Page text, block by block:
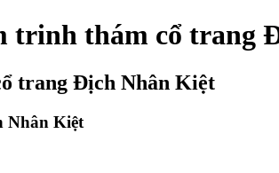
trinh thám cổ trang
trang Địch Nhân Kiệt
Nhân Kiệt